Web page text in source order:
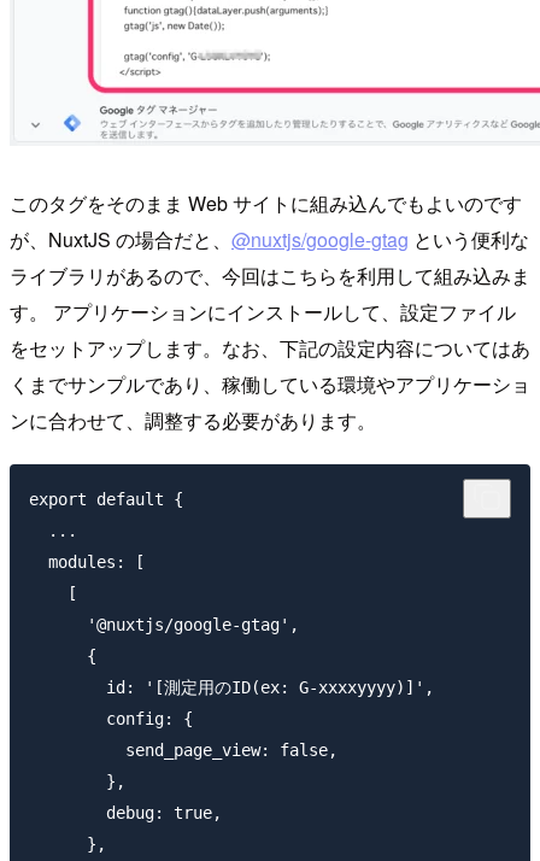
このタグをそのまま Web サイトに組み込んでもよいのです
が、NuxtJS の場合だと、 @nuxtjs/google-gtag という便利な
ライブラリがあるので、今回はこちらを利用して組み込みま
す。 アプリケーションにインストールして、設定ファイル
をセットアップします。なお、下記の設定内容についてはあ
くまでサンプルであり、稼働している環境やアプリケーショ
ンに合わせて、調整する必要があります。
export default {
  ...
  modules: [
    [
      '@nuxtjs/google-gtag',
      {
        id: '[測定用のID(ex: G-xxxxyyyy)]',
        config: {
          send_page_view: false,
        },
        debug: true,
      },